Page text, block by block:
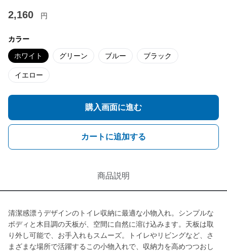
2,160 円
カラー
ホワイト グリーン ブルー ブラック
イエロー
購入画面に進む
カートに追加する
商品説明
清潔感漂うデザインのトイレ収納に最適な小物入れ。シンプルな
ボディと木目調の天板が、空間に自然に溶け込みます。天板は取
り外し可能で、お手入れもスムーズ。トイレやリビングなど、さ
まざまな場所で活躍するこの小物入れで、収納力を高めつつおし